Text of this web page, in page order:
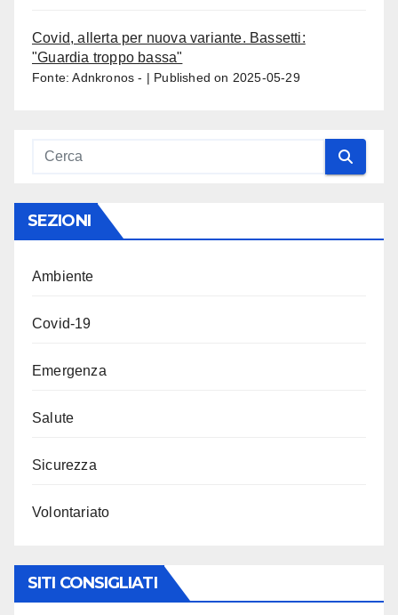
Covid, allerta per nuova variante. Bassetti:
"Guardia troppo bassa"
Fonte: Adnkronos - Published on 2025-05-29
SEZIONI
Ambiente
Covid-19
Emergenza
Salute
Sicurezza
Volontariato
SITI CONSIGLIATI